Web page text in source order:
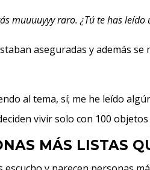
muuuuyyy raro. ¿Tú te has
aseguradas y además
al tema, sí; me he leído
vivir solo con 100
MÁS LISTAS